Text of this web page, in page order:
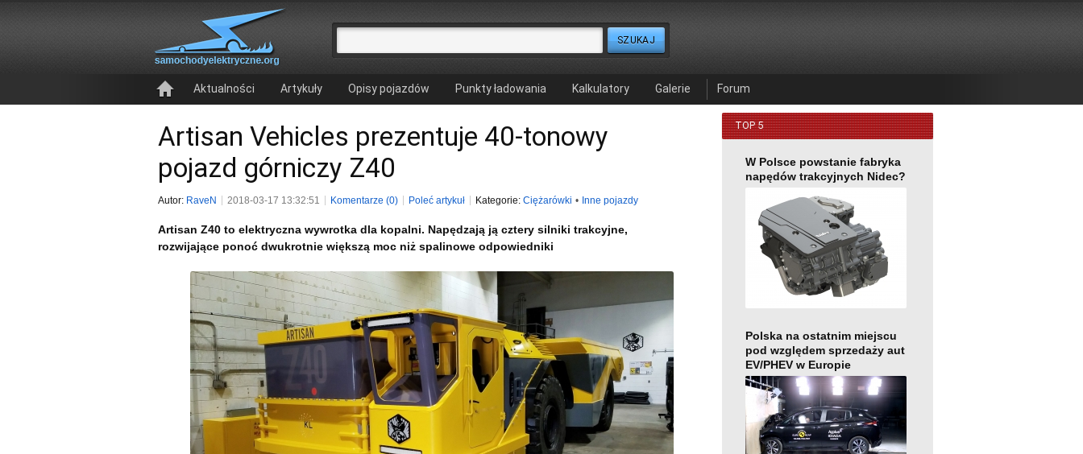
Aktualności Artykuły Opisy pojazdów Punkty ładowania Kalkulatory Galerie Forum
Artisan Vehicles prezentuje 40-tonowy
pojazd górniczy Z40
Autor: RaveN 2018-03-17 13:32:51 Komentarze (0) Poleć artykuł Kategorie: Ciężarówki • Inne pojazdy
Artisan Z40 to elektryczna wywrotka dla kopalni. Napędzają ją cztery silniki trakcyjne,
rozwijające ponoć dwukrotnie większą moc niż spalinowe odpowiedniki
TOP 5
W Polsce powstanie fabryka
napędów trakcyjnych Nidec?
Polska na ostatnim miejscu
pod względem sprzedaży aut
EV/PHEV w Europie